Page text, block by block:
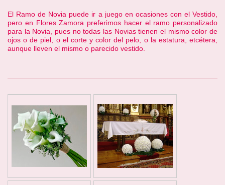
El Ramo de Novia puede ir a juego en ocasiones con el Vestido,
pero en Flores Zamora preferimos hacer el ramo personalizado
para la Novia, pues no todas las Novias tienen el mismo color de
ojos o de piel, o el corte y color del pelo, o la estatura, etcétera,
aunque lleven el mismo o parecido vestido.